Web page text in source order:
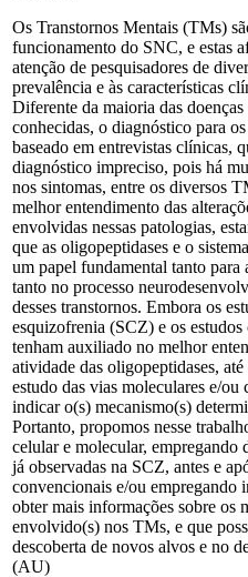
Os Transtornos Mentais (TMs)
funcionamento do SNC, e estas
atenção de pesquisadores de
prevalência e às características
Diferente da maioria das
conhecidas, o diagnóstico para
baseado em entrevistas clínicas,
diagnóstico impreciso, pois há
nos sintomas, entre os diversos
melhor entendimento das
envolvidas nessas patologias,
que as oligopeptidases e o
um papel fundamental tanto
tanto no processo
desses transtornos. Embora os
esquizofrenia (SCZ) e os
tenham auxiliado no melhor
atividade das oligopeptidases,
estudo das vias moleculares e/ou
indicar o(s) mecanismo(s)
Portanto, propomos nesse
celular e molecular, empregando
já observadas na SCZ, antes e
convencionais e/ou empregando
obter mais informações sobre os
envolvido(s) nos TMs, e que
descoberta de novos alvos e no
(AU)